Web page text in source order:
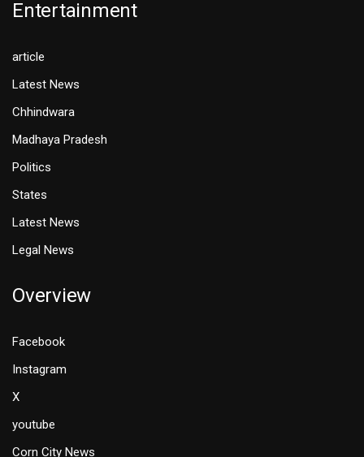
Entertainment
article
Latest News
Chhindwara
Madhaya Pradesh
Politics
States
Latest News
Legal News
Overview
Facebook
Instagram
X
youtube
Corn City News